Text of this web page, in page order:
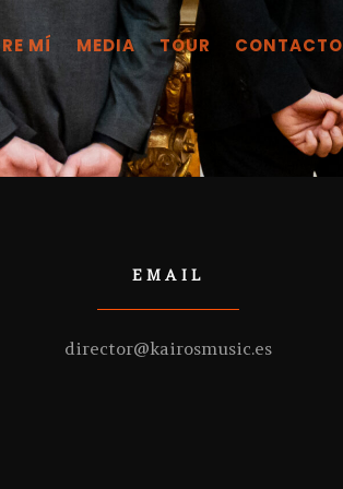
MÍ MEDIA TOUR CONTACTO
EMAIL
director@kairosmusic.es